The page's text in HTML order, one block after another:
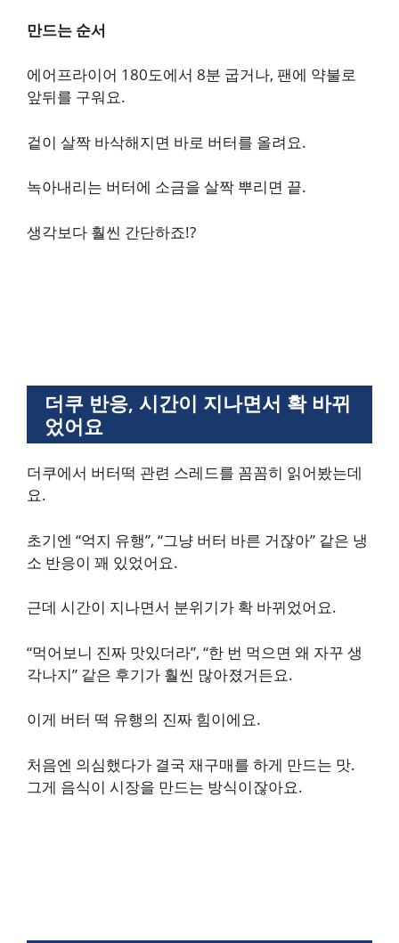
만드는 순서
에어프라이어 180도에서 8분 굽거나, 팬에 약불로
앞뒤를 구워요.
겉이 살짝 바삭해지면 바로 버터를 올려요.
녹아내리는 버터에 소금을 살짝 뿌리면 끝.
생각보다 훨씬 간단하죠!?
더쿠 반응, 시간이 지나면서 확 바뀌
었어요
더쿠에서 버터떡 관련 스레드를 꼼꼼히 읽어봤는데
요.
초기엔 “억지 유행”, “그냥 버터 바른 거잖아” 같은 냉
소 반응이 꽤 있었어요.
근데 시간이 지나면서 분위기가 확 바뀌었어요.
“먹어보니 진짜 맛있더라”, “한 번 먹으면 왜 자꾸 생
각나지” 같은 후기가 훨씬 많아졌거든요.
이게 버터 떡 유행의 진짜 힘이에요.
처음엔 의심했다가 결국 재구매를 하게 만드는 맛.
그게 음식이 시장을 만드는 방식이잖아요.